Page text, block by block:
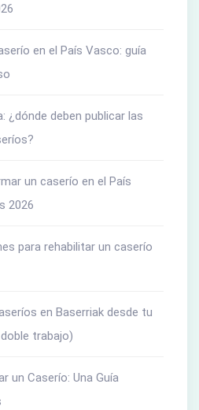
en el País Vasco: guía
¿dónde deben publicar las
un caserío en el País
2026
para rehabilitar un caserío
en Baserriak desde tu
trabajo)
un Caserío: Una Guía